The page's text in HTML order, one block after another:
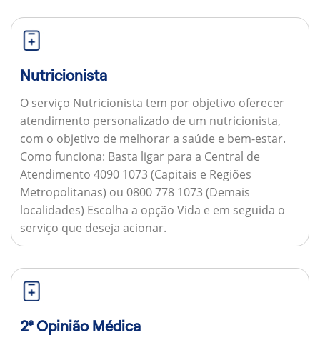
Nutricionista
O serviço Nutricionista tem por objetivo oferecer
atendimento personalizado de um nutricionista,
com o objetivo de melhorar a saúde e bem-estar.
Como funciona: Basta ligar para a Central de
Atendimento 4090 1073 (Capitais e Regiões
Metropolitanas) ou 0800 778 1073 (Demais
localidades) Escolha a opção Vida e em seguida o
serviço que deseja acionar.
2ª Opinião Médica